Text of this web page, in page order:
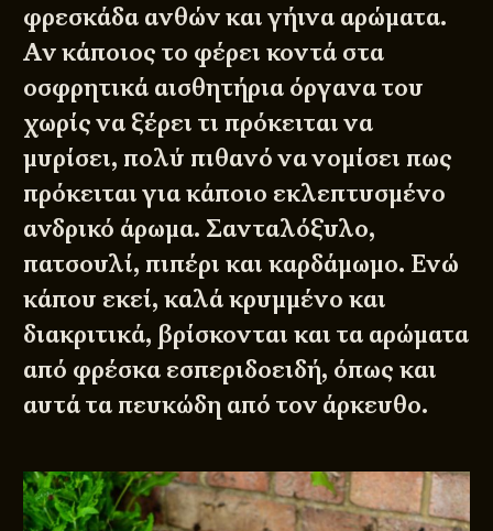
φρεσκάδα ανθών και γήινα αρώματα.
Αν κάποιος το φέρει κοντά στα
οσφρητικά αισθητήρια όργανα του
χωρίς να ξέρει τι πρόκειται να
μυρίσει, πολύ πιθανό να νομίσει πως
πρόκειται για κάποιο εκλεπτυσμένο
ανδρικό άρωμα. Σανταλόξυλο,
πατσουλί, πιπέρι και καρδάμωμο. Ενώ
κάπου εκεί, καλά κρυμμένο και
διακριτικά, βρίσκονται και τα αρώματα
από φρέσκα εσπεριδοειδή, όπως και
αυτά τα πευκώδη από τον άρκευθο.